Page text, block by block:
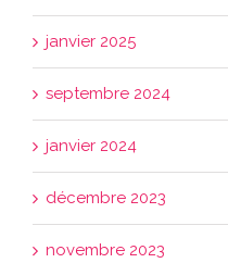
janvier 2025
septembre 2024
janvier 2024
décembre 2023
novembre 2023